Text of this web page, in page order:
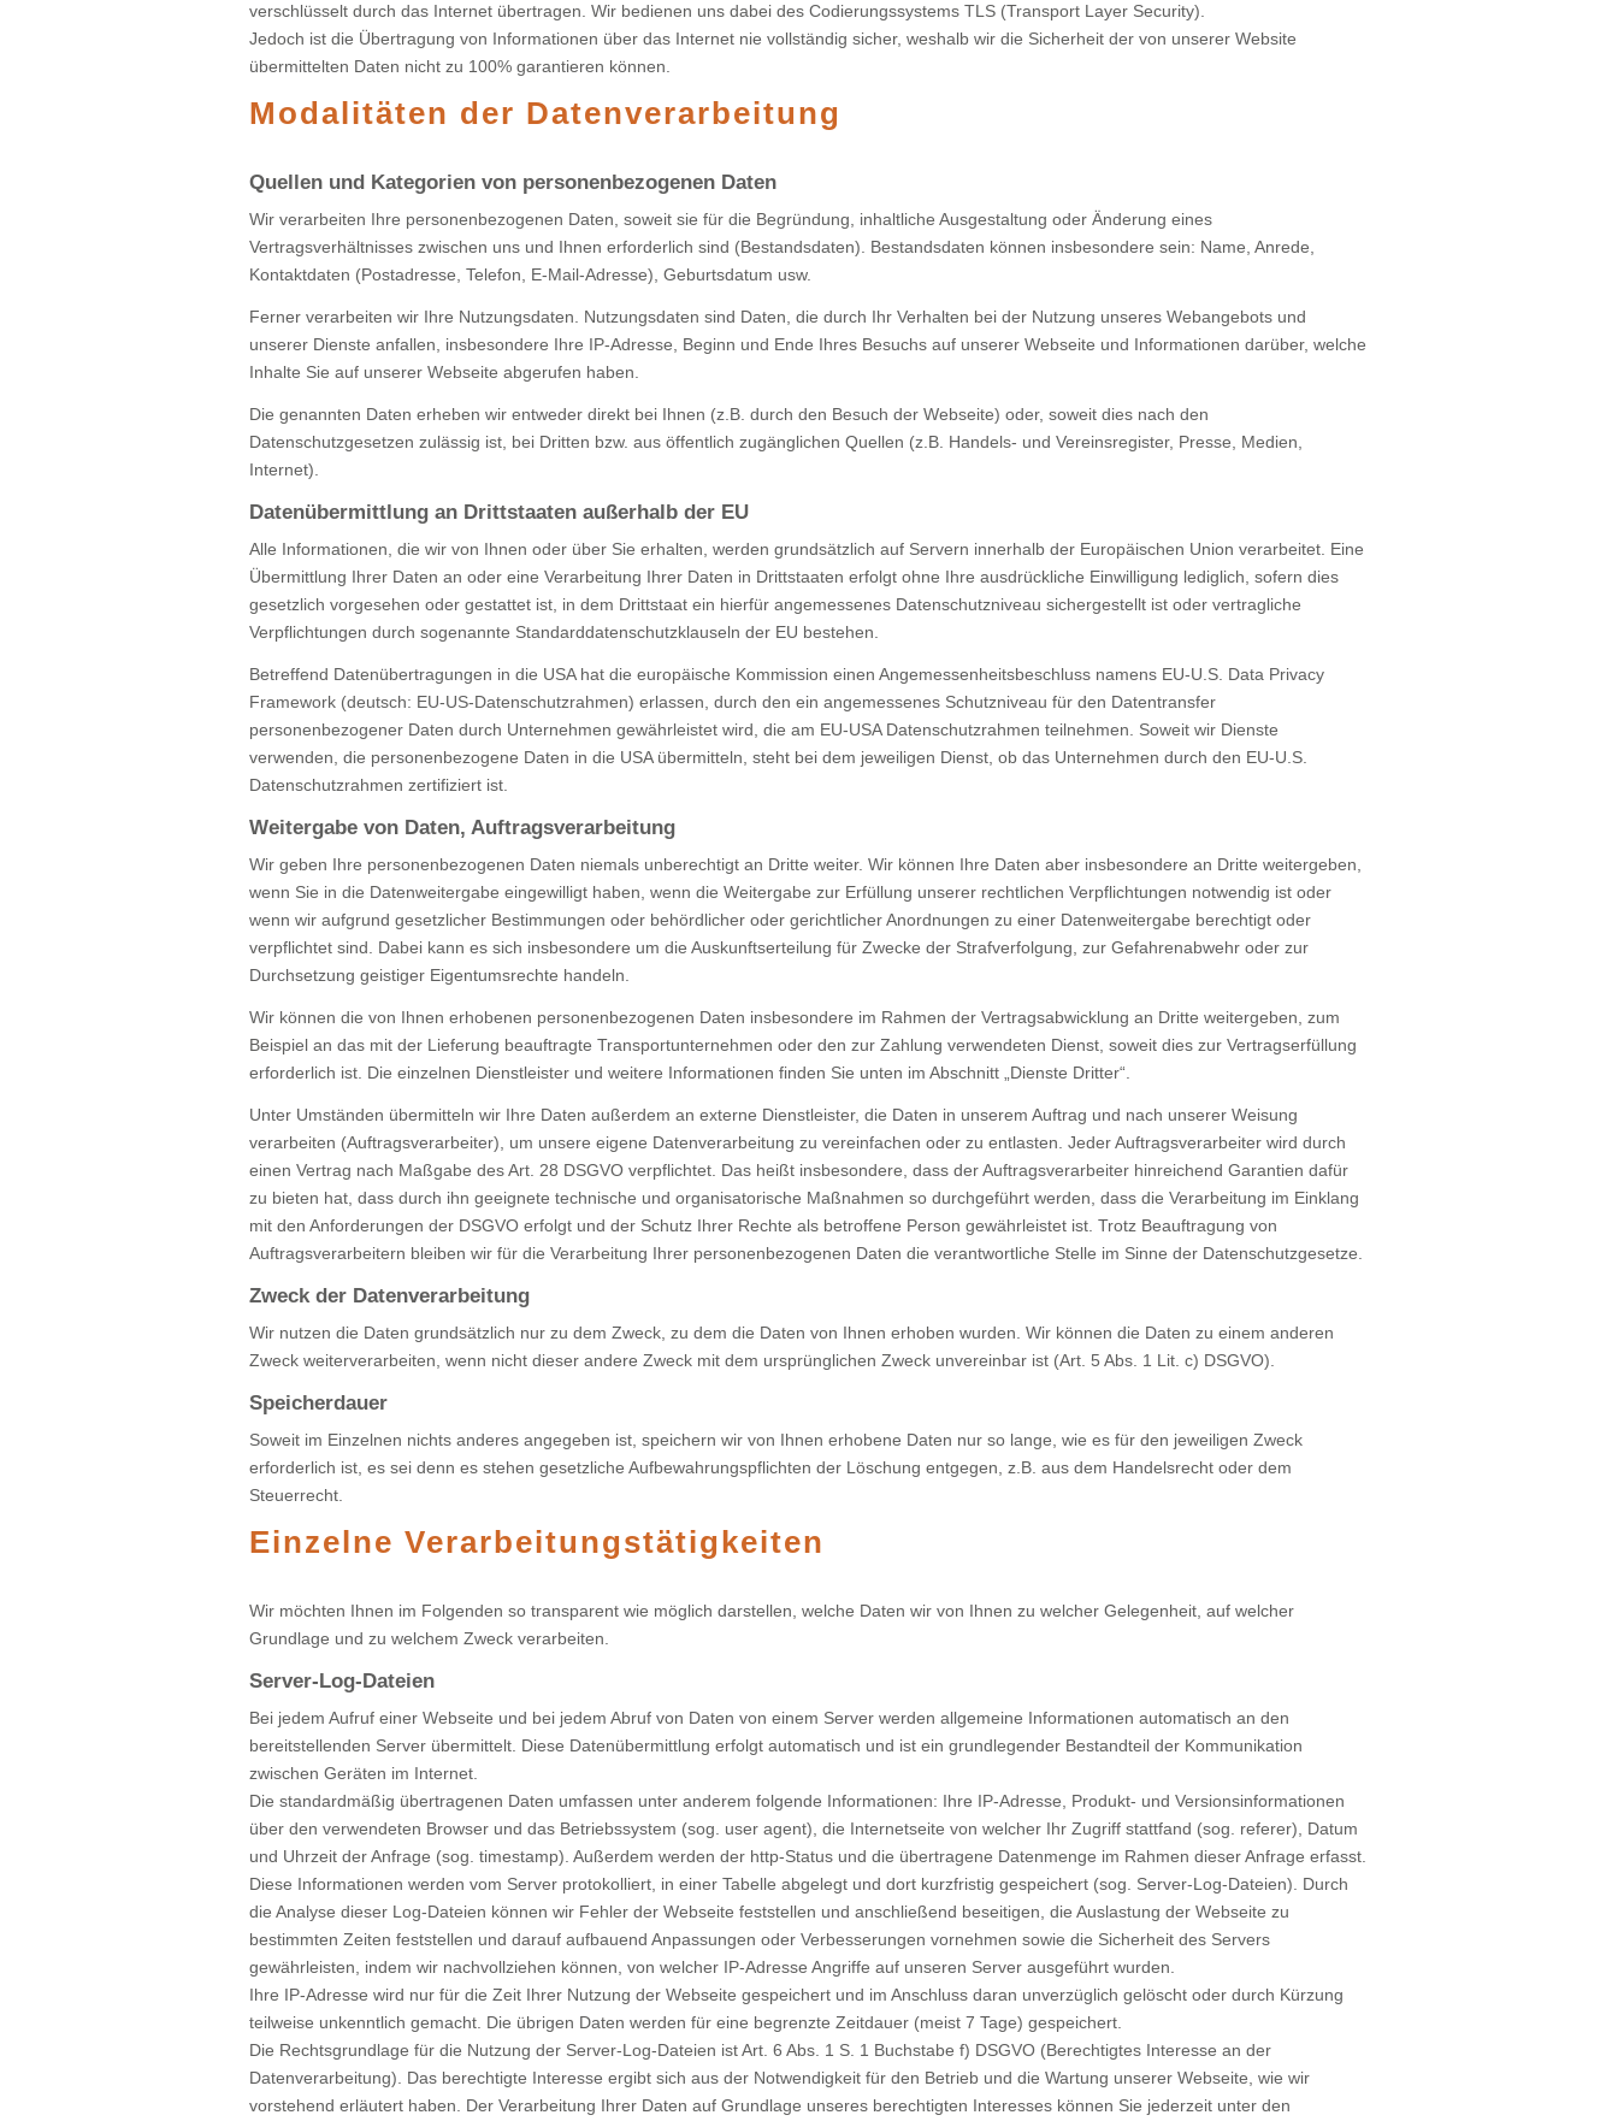
verschlüsselt durch das Internet übertragen. Wir bedienen uns dabei des Codierungssystems TLS (Transport Layer Security).
Jedoch ist die Übertragung von Informationen über das Internet nie vollständig sicher, weshalb wir die Sicherheit der von unserer Website
übermittelten Daten nicht zu 100% garantieren können.
Modalitäten der Datenverarbeitung
Quellen und Kategorien von personenbezogenen Daten
Wir verarbeiten Ihre personenbezogenen Daten, soweit sie für die Begründung, inhaltliche Ausgestaltung oder Änderung eines
Vertragsverhältnisses zwischen uns und Ihnen erforderlich sind (Bestandsdaten). Bestandsdaten können insbesondere sein: Name, Anrede,
Kontaktdaten (Postadresse, Telefon, E-Mail-Adresse), Geburts­datum usw.
Ferner verarbeiten wir Ihre Nutzungsdaten. Nutzungsdaten sind Daten, die durch Ihr Verhalten bei der Nutzung unseres Webangebots und
unserer Dienste anfallen, insbesondere Ihre IP-Adresse, Beginn und Ende Ihres Besuchs auf unserer Webseite und Informationen darüber, welche
Inhalte Sie auf unserer Webseite abgerufen haben.
Die genannten Daten erheben wir entweder direkt bei Ihnen (z.B. durch den Besuch der Webseite) oder, soweit dies nach den
Datenschutzgesetzen zulässig ist, bei Dritten bzw. aus öffentlich zugänglichen Quellen (z.B. Handels- und Vereinsregister, Presse, Medien,
Internet).
Datenübermittlung an Drittstaaten außerhalb der EU
Alle Informationen, die wir von Ihnen oder über Sie erhalten, werden grundsätzlich auf Servern innerhalb der Europäischen Union verarbeitet. Eine
Übermittlung Ihrer Daten an oder eine Verarbeitung Ihrer Daten in Drittstaaten erfolgt ohne Ihre ausdrückliche Einwilligung lediglich, sofern dies
gesetzlich vorgesehen oder gestattet ist, in dem Drittstaat ein hierfür angemessenes Datenschutzniveau sichergestellt ist oder vertragliche
Verpflichtungen durch sogenannte Standarddatenschutzklauseln der EU bestehen.
Betreffend Datenübertragungen in die USA hat die europäische Kommission einen Angemessenheitsbeschluss namens EU-U.S. Data Privacy
Framework (deutsch: EU-US-Datenschutzrahmen) erlassen, durch den ein angemessenes Schutzniveau für den Datentransfer
personenbezogener Daten durch Unternehmen gewährleistet wird, die am EU-USA Datenschutzrahmen teilnehmen. Soweit wir Dienste
verwenden, die personenbezogene Daten in die USA übermitteln, steht bei dem jeweiligen Dienst, ob das Unternehmen durch den EU-U.S.
Datenschutzrahmen zertifiziert ist.
Weitergabe von Daten, Auftragsverarbeitung
Wir geben Ihre personenbezogenen Daten niemals unberechtigt an Dritte weiter. Wir können Ihre Daten aber insbesondere an Dritte weitergeben,
wenn Sie in die Datenweitergabe eingewilligt haben, wenn die Weitergabe zur Erfüllung unserer rechtlichen Verpflichtungen notwendig ist oder
wenn wir aufgrund gesetzlicher Bestimmungen oder behördlicher oder gerichtlicher Anordnungen zu einer Datenweitergabe berechtigt oder
verpflichtet sind. Dabei kann es sich insbesondere um die Auskunftserteilung für Zwecke der Strafverfolgung, zur Gefahrenabwehr oder zur
Durchsetzung geistiger Eigentumsrechte handeln.
Wir können die von Ihnen erhobenen personenbezogenen Daten insbesondere im Rahmen der Vertragsabwicklung an Dritte weitergeben, zum
Beispiel an das mit der Lieferung beauftragte Transportunternehmen oder den zur Zahlung verwendeten Dienst, soweit dies zur Vertragserfüllung
erforderlich ist. Die einzelnen Dienstleister und weitere Informationen finden Sie unten im Abschnitt „Dienste Dritter“.
Unter Umständen übermitteln wir Ihre Daten außerdem an externe Dienstleister, die Daten in unserem Auftrag und nach unserer Weisung
verarbeiten (Auftragsverarbeiter), um unsere eigene Datenverarbeitung zu vereinfachen oder zu entlasten. Jeder Auftragsverarbeiter wird durch
einen Vertrag nach Maßgabe des Art. 28 DSGVO verpflichtet. Das heißt insbesondere, dass der Auftragsverarbeiter hinreichend Garantien dafür
zu bieten hat, dass durch ihn geeignete technische und organisatorische Maßnahmen so durchgeführt werden, dass die Verarbeitung im Einklang
mit den Anforderungen der DSGVO erfolgt und der Schutz Ihrer Rechte als betroffene Person gewährleistet ist. Trotz Beauftragung von
Auftragsverarbeitern bleiben wir für die Verarbeitung Ihrer personenbezogenen Daten die verantwortliche Stelle im Sinne der Datenschutzgesetze.
Zweck der Datenverarbeitung
Wir nutzen die Daten grundsätzlich nur zu dem Zweck, zu dem die Daten von Ihnen erhoben wurden. Wir können die Daten zu einem anderen
Zweck weiterverarbeiten, wenn nicht dieser andere Zweck mit dem ursprünglichen Zweck unvereinbar ist (Art. 5 Abs. 1 Lit. c) DSGVO).
Speicherdauer
Soweit im Einzelnen nichts anderes angegeben ist, speichern wir von Ihnen erhobene Daten nur so lange, wie es für den jeweiligen Zweck
erforderlich ist, es sei denn es stehen gesetzliche Aufbewahrungspflichten der Löschung entgegen, z.B. aus dem Handelsrecht oder dem
Steuerrecht.
Einzelne Verarbeitungstätigkeiten
Wir möchten Ihnen im Folgenden so transparent wie möglich darstellen, welche Daten wir von Ihnen zu welcher Gelegenheit, auf welcher
Grundlage und zu welchem Zweck verarbeiten.
Server-Log-Dateien
Bei jedem Aufruf einer Webseite und bei jedem Abruf von Daten von einem Server werden allgemeine Informationen automatisch an den
bereitstellenden Server übermittelt. Diese Datenübermittlung erfolgt automatisch und ist ein grundlegender Bestandteil der Kommunikation
zwischen Geräten im Internet.
Die standardmäßig übertragenen Daten umfassen unter anderem folgende Informationen: Ihre IP-Adresse, Produkt- und Versionsinformationen
über den verwendeten Browser und das Betriebssystem (sog. user agent), die Internetseite von welcher Ihr Zugriff stattfand (sog. referer), Datum
und Uhrzeit der Anfrage (sog. timestamp). Außerdem werden der http-Status und die übertragene Datenmenge im Rahmen dieser Anfrage erfasst.
Diese Informationen werden vom Server protokolliert, in einer Tabelle abgelegt und dort kurzfristig gespeichert (sog. Server-Log-Dateien). Durch
die Analyse dieser Log-Dateien können wir Fehler der Webseite feststellen und anschließend beseitigen, die Auslastung der Webseite zu
bestimmten Zeiten feststellen und darauf aufbauend Anpassungen oder Verbesserungen vornehmen sowie die Sicherheit des Servers
gewährleisten, indem wir nachvollziehen können, von welcher IP-Adresse Angriffe auf unseren Server ausgeführt wurden.
Ihre IP-Adresse wird nur für die Zeit Ihrer Nutzung der Webseite gespeichert und im Anschluss daran unverzüglich gelöscht oder durch Kürzung
teilweise unkenntlich gemacht. Die übrigen Daten werden für eine begrenzte Zeitdauer (meist 7 Tage) gespeichert.
Die Rechtsgrundlage für die Nutzung der Server-Log-Dateien ist Art. 6 Abs. 1 S. 1 Buchstabe f) DSGVO (Berechtigtes Interesse an der
Datenverarbeitung). Das berechtigte Interesse ergibt sich aus der Notwendigkeit für den Betrieb und die Wartung unserer Webseite, wie wir
vorstehend erläutert haben. Der Verarbeitung Ihrer Daten auf Grundlage unseres berechtigten Interesses können Sie jederzeit unter den